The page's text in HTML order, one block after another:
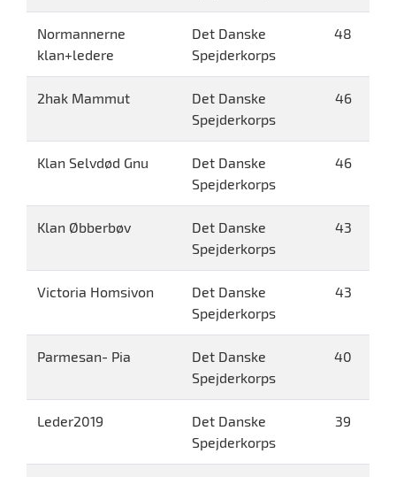
Normannerne
klan+ledere
Det Danske
Spejderkorps
48
2hak Mammut
Det Danske
Spejderkorps
46
Klan Selvdød Gnu
Det Danske
Spejderkorps
46
Klan Øbberbøv
Det Danske
Spejderkorps
43
Victoria Homsivon
Det Danske
Spejderkorps
43
Parmesan- Pia
Det Danske
Spejderkorps
40
Leder2019
Det Danske
Spejderkorps
39